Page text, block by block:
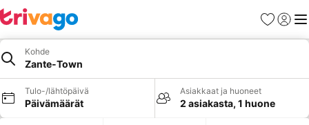
Suosikit
Kohde
Zante-Town
Tulo-/lähtöpäivä
Päivämäärät
Asiakkaat ja huoneet
2 asiakasta, 1 huone